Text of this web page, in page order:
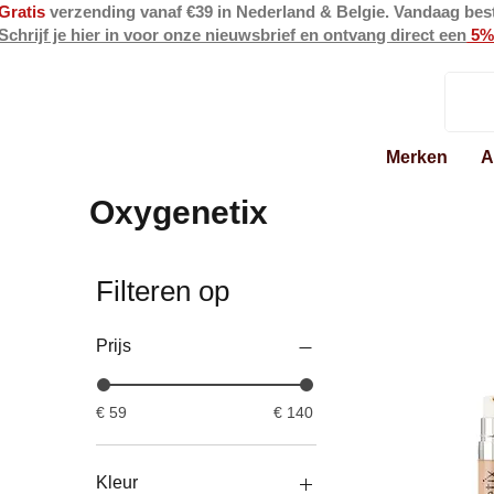
verzending vanaf €39 in Nederland & Belgie. Vandaag
je hier in voor onze nieuwsbrief en ontvang direct een
Merken
Oxygenetix
Filteren op
Prijs
€ 59 € 140
Kleur